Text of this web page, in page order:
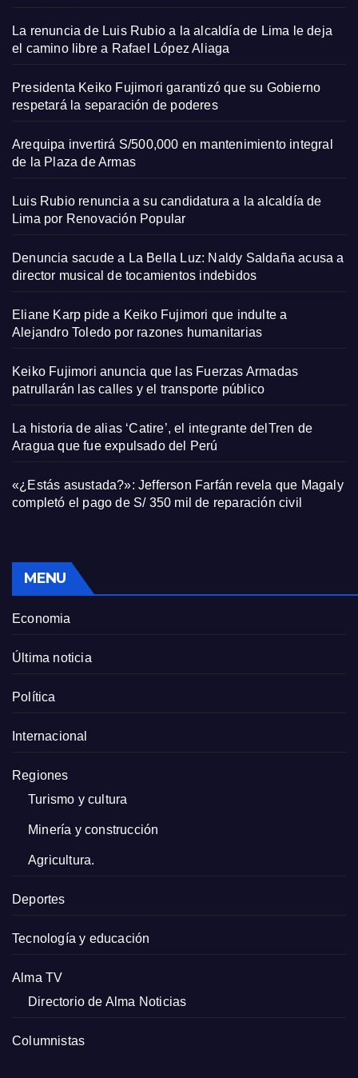
La renuncia de Luis Rubio a la alcaldía de Lima le deja
el camino libre a Rafael López Aliaga
Presidenta Keiko Fujimori garantizó que su Gobierno
respetará la separación de poderes
Arequipa invertirá S/500,000 en mantenimiento integral
de la Plaza de Armas
Luis Rubio renuncia a su candidatura a la alcaldía de
Lima por Renovación Popular
Denuncia sacude a La Bella Luz: Naldy Saldaña acusa a
director musical de tocamientos indebidos
Eliane Karp pide a Keiko Fujimori que indulte a
Alejandro Toledo por razones humanitarias
Keiko Fujimori anuncia que las Fuerzas Armadas
patrullarán las calles y el transporte público
La historia de alias ‘Catire’, el integrante delTren de
Aragua que fue expulsado del Perú
«¿Estás asustada?»: Jefferson Farfán revela que Magaly
completó el pago de S/ 350 mil de reparación civil
MENU
Economia
Última noticia
Política
Internacional
Regiones
Turismo y cultura
Minería y construcción
Agricultura.
Deportes
Tecnología y educación
Alma TV
Directorio de Alma Noticias
Columnistas